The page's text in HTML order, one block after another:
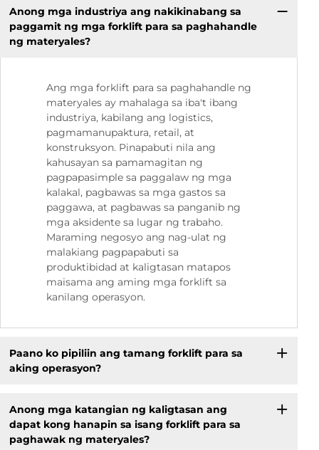
Anong mga industriya ang nakikinabang sa
paggamit ng mga forklift para sa paghahandle
ng materyales?
Ang mga forklift para sa paghahandle ng
materyales ay mahalaga sa iba't ibang
industriya, kabilang ang logistics,
pagmamanupaktura, retail, at
konstruksyon. Pinapabuti nila ang
kahusayan sa pamamagitan ng
pagpapasimple sa paggalaw ng mga
kalakal, pagbawas sa mga gastos sa
paggawa, at pagbawas sa panganib ng
mga aksidente sa lugar ng trabaho.
Maraming negosyo ang nag-ulat ng
malakiang pagpapabuti sa
produktibidad at kaligtasan matapos
maisama ang aming mga forklift sa
kanilang operasyon.
Paano ko pipiliin ang tamang forklift para sa
aking operasyon?
Anong mga katangian ng kaligtasan ang
dapat kong hanapin sa isang forklift para sa
paghawak ng materyales?